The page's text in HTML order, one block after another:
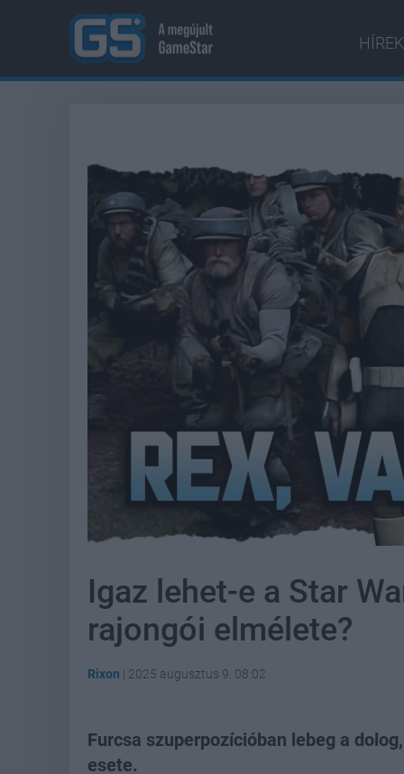
HÍREK
Igaz lehet-e a Star
rajongói elmélete?
Rixon | 2025 augusztus 9. 08:02
Furcsa szuperpozícióban lebeg a
esete.